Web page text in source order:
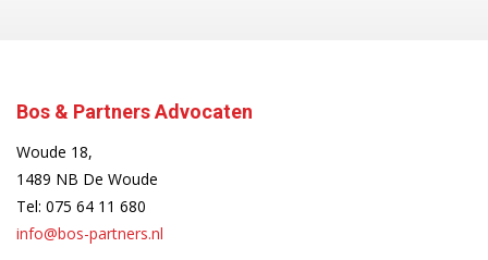
Bos & Partners Advocaten
Woude 18,
1489 NB De Woude
Tel: 075 64 11 680
info@bos-partners.nl